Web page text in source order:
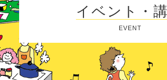
イベント・
EVENT